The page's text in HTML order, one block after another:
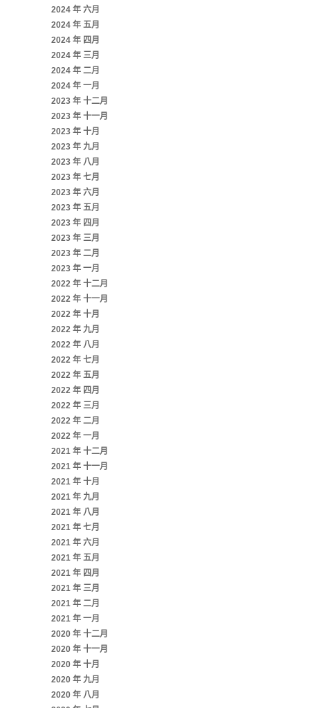
2024 年 六月
2024 年 五月
2024 年 四月
2024 年 三月
2024 年 二月
2024 年 一月
2023 年 十二月
2023 年 十一月
2023 年 十月
2023 年 九月
2023 年 八月
2023 年 七月
2023 年 六月
2023 年 五月
2023 年 四月
2023 年 三月
2023 年 二月
2023 年 一月
2022 年 十二月
2022 年 十一月
2022 年 十月
2022 年 九月
2022 年 八月
2022 年 七月
2022 年 五月
2022 年 四月
2022 年 三月
2022 年 二月
2022 年 一月
2021 年 十二月
2021 年 十一月
2021 年 十月
2021 年 九月
2021 年 八月
2021 年 七月
2021 年 六月
2021 年 五月
2021 年 四月
2021 年 三月
2021 年 二月
2021 年 一月
2020 年 十二月
2020 年 十一月
2020 年 十月
2020 年 九月
2020 年 八月